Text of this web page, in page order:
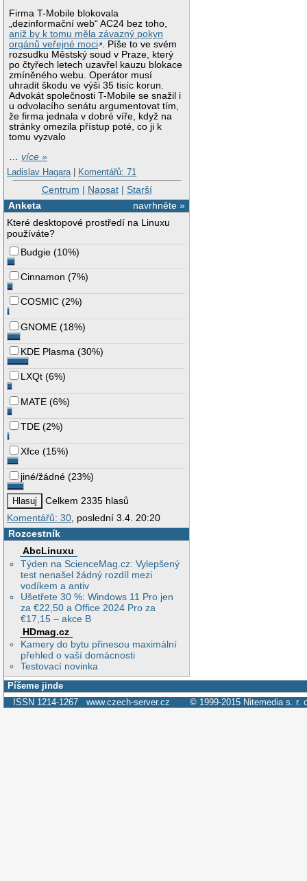
Firma T-Mobile blokovala
„dezinformační web“ AC24 bez toho,
aniž by k tomu měla závazný pokyn
orgánů veřejné moci . Píše to ve svém
rozsudku Městský soud v Praze, který
po čtyřech letech uzavřel kauzu blokace
zmíněného webu. Operátor musí
uhradit škodu ve výši 35 tisíc korun.
Advokát společnosti T-Mobile se snažil i
u odvolacího senátu argumentovat tím,
že firma jednala v dobré víře, když na
stránky omezila přístup poté, co ji k
tomu vyzvalo
…více »
Ladislav Hagara | Komentářů: 71
Centrum | Napsat| Starší
navrhněte »
Anketa
Které desktopové prostředí na Linuxu
používáte?
Budgie (10%)
Cinnamon (7%)
COSMIC (2%)
GNOME (18%)
KDE Plasma (30%)
LXQt (6%)
MATE (6%)
TDE (2%)
Xfce (15%)
jiné/žádné (23%)
Celkem 2335 hlasů
Komentářů: 30, poslední 3.4. 20:20
Rozcestník
AbcLinuxu
Týden na ScienceMag.cz: Vylepšený
test nenašel žádný rozdíl mezi
vodíkem a antiv
Ušetřete 30 %: Windows 11 Pro jen
za €22,50 a Office 2024 Pro za
€17,15 – akce B
HDmag.cz
Kamery do bytu přinesou maximální
přehled o vaší domácnosti
Testovací novinka
Píšeme jinde
ISSN 1214-1267 www.czech-server.cz © 1999-2015 Nitemedia s. r.